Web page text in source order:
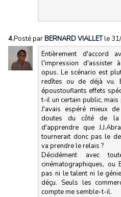
4.Posté parBERNARD VIALLETle
Entièrement d'accord
l'impression d'assister
opus. Le scénario est
redîtes ou de déjà vu.
époustouflants effets
t-il un certain public,
J'avais espéré mieux
doutes du côté de la
d'apprendre que
tournerait donc pas le
va prendre le relais ?
Décidément avec
cinématographiques,
pas ni le talent ni le
déçu. Seuls les
compte me semble-t-il.